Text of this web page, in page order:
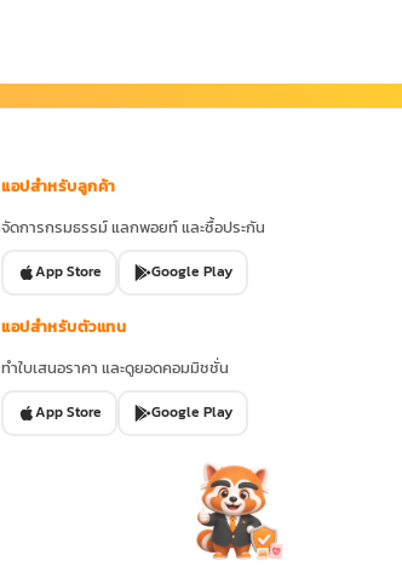
แอปสำหรับลูกค้า
จัดการกรมธรรม์ แลกพอยท์ และซื้อประกัน
App Store Google Play
แอปสำหรับตัวแทน
ทำใบเสนอราคา และดูยอดคอมมิชชั่น
App Store Google Play